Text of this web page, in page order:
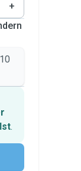
+
.